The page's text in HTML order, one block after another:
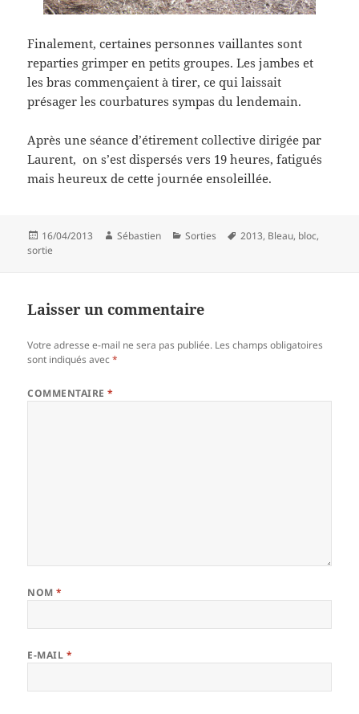
Finalement, certaines personnes vaillantes sont
reparties grimper en petits groupes. Les jambes et
les bras commençaient à tirer, ce qui laissait
présager les courbatures sympas du lendemain.
Après une séance d’étirement collective dirigée par
Laurent, on s’est dispersés vers 19 heures, fatigués
mais heureux de cette journée ensoleillée.
Publié
le
16/04/2013 Auteur
Sébastien Catégories
Sorties
Mots-
2013, Bleau, bloc,
sortie
Laisser un commentaire
Votre adresse e-mail ne sera pas publiée. Les champs obligatoires
sont indiqués avec*
COMMENTAIRE*
NOM*
E-MAIL *